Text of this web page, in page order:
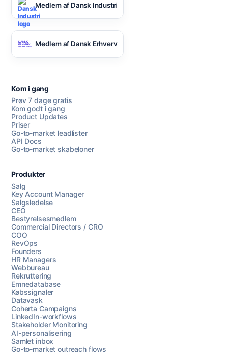
Medlem af Dansk Industri
Medlem af Dansk Erhverv
Kom i gang
Prøv 7 dage gratis
Kom godt i gang
Product Updates
Priser
Go-to-market leadlister
API Docs
Go-to-market skabeloner
Produkter
Salg
Key Account Manager
Salgsledelse
CEO
Bestyrelsesmedlem
Commercial Directors / CRO
COO
RevOps
Founders
HR Managers
Webbureau
Rekruttering
Emnedatabase
Købssignaler
Datavask
Coherta Campaigns
LinkedIn-workflows
Stakeholder Monitoring
AI-personalisering
Samlet inbox
Go-to-market outreach flows